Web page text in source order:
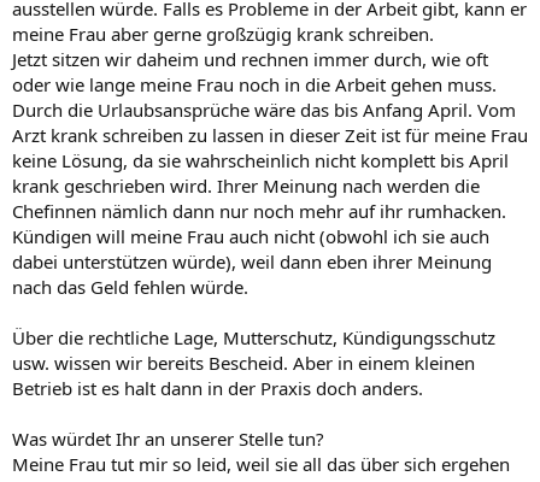
ausstellen würde. Falls es Probleme in der Arbeit gibt, kann er
meine Frau aber gerne großzügig krank schreiben.
Jetzt sitzen wir daheim und rechnen immer durch, wie oft
oder wie lange meine Frau noch in die Arbeit gehen muss.
Durch die Urlaubsansprüche wäre das bis Anfang April. Vom
Arzt krank schreiben zu lassen in dieser Zeit ist für meine Frau
keine Lösung, da sie wahrscheinlich nicht komplett bis April
krank geschrieben wird. Ihrer Meinung nach werden die
Chefinnen nämlich dann nur noch mehr auf ihr rumhacken.
Kündigen will meine Frau auch nicht (obwohl ich sie auch
dabei unterstützen würde), weil dann eben ihrer Meinung
nach das Geld fehlen würde.
Über die rechtliche Lage, Mutterschutz, Kündigungsschutz
usw. wissen wir bereits Bescheid. Aber in einem kleinen
Betrieb ist es halt dann in der Praxis doch anders.
Was würdet Ihr an unserer Stelle tun?
Meine Frau tut mir so leid, weil sie all das über sich ergehen